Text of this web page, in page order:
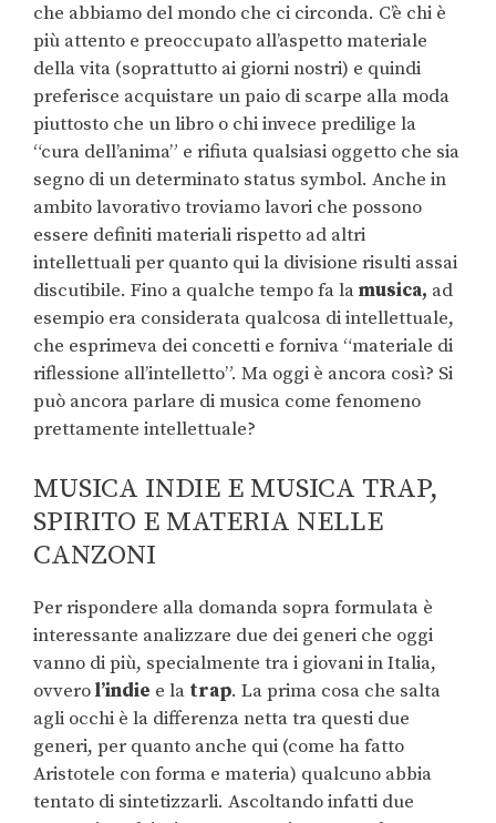
che abbiamo del mondo che ci circonda. C’è chi è
più attento e preoccupato all’aspetto materiale
della vita (soprattutto ai giorni nostri) e quindi
preferisce acquistare un paio di scarpe alla moda
piuttosto che un libro o chi invece predilige la
“cura dell’anima” e rifiuta qualsiasi oggetto che sia
segno di un determinato status symbol. Anche in
ambito lavorativo troviamo lavori che possono
essere definiti materiali rispetto ad altri
intellettuali per quanto qui la divisione risulti assai
discutibile. Fino a qualche tempo fa lamusica, ad
esempio era considerata qualcosa di intellettuale,
che esprimeva dei concetti e forniva “materiale di
riflessione all’intelletto”. Ma oggi è ancora così? Si
può ancora parlare di musica come fenomeno
prettamente intellettuale?
MUSICA INDIE E MUSICA TRAP,
SPIRITO E MATERIA NELLE
CANZONI
Per rispondere alla domanda sopra formulata è
interessante analizzare due dei generi che oggi
vanno di più, specialmente tra i giovani in Italia,
ovverol’indie e la trap. La prima cosa che salta
agli occhi è la differenza netta tra questi due
generi, per quanto anche qui (come ha fatto
Aristotele con forma e materia) qualcuno abbia
tentato di sintetizzarli. Ascoltando infatti due